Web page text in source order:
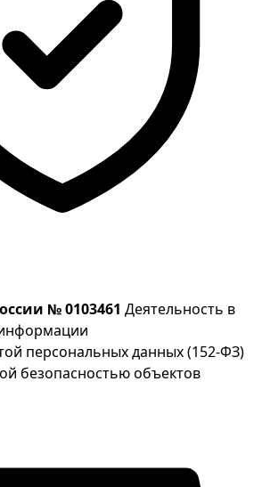
№ 0103461 Деятельность в
персональных данных (152-ФЗ)
безопасностью объектов